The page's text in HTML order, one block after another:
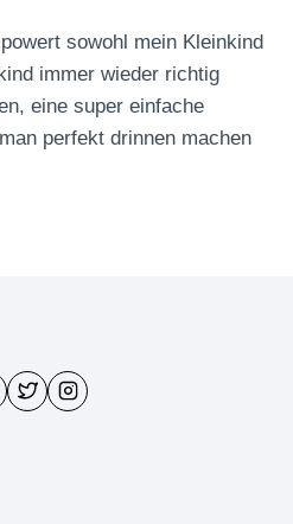
sowohl mein Kleinkind
immer wieder richtig
eine super einfache
perfekt drinnen machen